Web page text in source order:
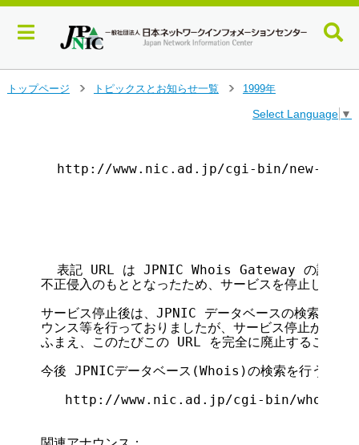
トップページ
トピックスとお知らせ一覧
1999年
Select Language ▼
http://www.nic.ad.jp/cgi-bin/new-
表記 URL は JPNIC Whois Gateway の試験版と
不正侵入のもととなったため、サービスを停止しまし
サービス停止後は、JPNIC データベースの検索にご
ウンス等を行っておりましたが、サービス停止から１
ふまえ、このたびこの URL を完全に廃止することと
今後 JPNICデータベース(Whois)の検索を行う際に
http://www.nic.ad.jp/cgi-bin/